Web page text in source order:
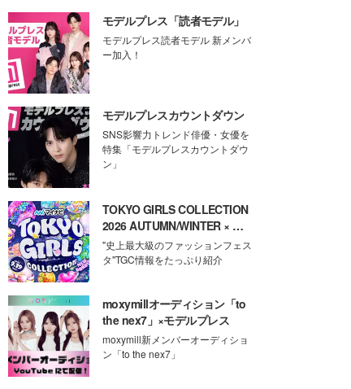
モデルプレス「読者モデル」
モデルプレス読者モデル 新メンバ
ー加入！
モデルプレスカウントダウン
SNS影響力トレンド俳優・女優を
特集「モデルプレスカウントダウ
ン」
TOKYO GIRLS COLLECTION
2026 AUTUMN/WINTER × モ
デルプレス
"史上最大級のファッションフェス
タ"TGC情報をたっぷり紹介
moxymillオーディション「to
the nex7」×モデルプレス
moxymill新メンバーオーディショ
ン「to the nex7」